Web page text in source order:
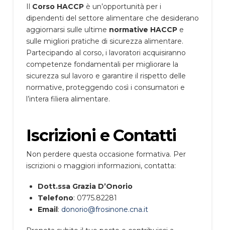
Il Corso HACCPè un’opportunità per i
dipendenti del settore alimentare che desiderano
aggiornarsi sulle ultime normative HACCPe
sulle migliori pratiche di sicurezza alimentare.
Partecipando al corso, i lavoratori acquisiranno
competenze fondamentali per migliorare la
sicurezza sul lavoro e garantire il rispetto delle
normative, proteggendo così i consumatori e
l’intera filiera alimentare.
Iscrizioni e Contatti
Non perdere questa occasione formativa. Per
iscrizioni o maggiori informazioni, contatta:
Dott.ssa Grazia D’Onorio
Telefono: 0775.82281
Email : donorio@frosinone.cna.it